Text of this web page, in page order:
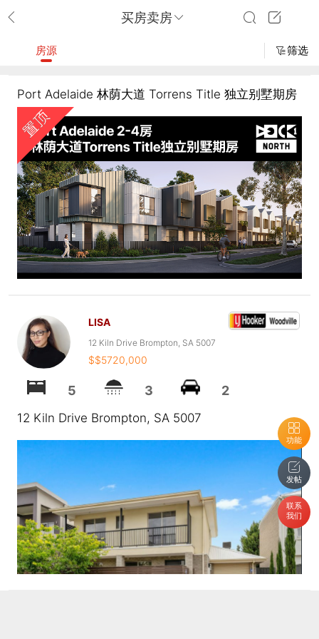
买房卖房
功能
发帖
联系
我们
房源 筛选
Port Adelaide 林荫大道 Torrens Title 独立别墅期房
LISA
12 Kiln Drive Brompton, SA 5007
$$5720,000
5 3 2
12 Kiln Drive Brompton, SA 5007